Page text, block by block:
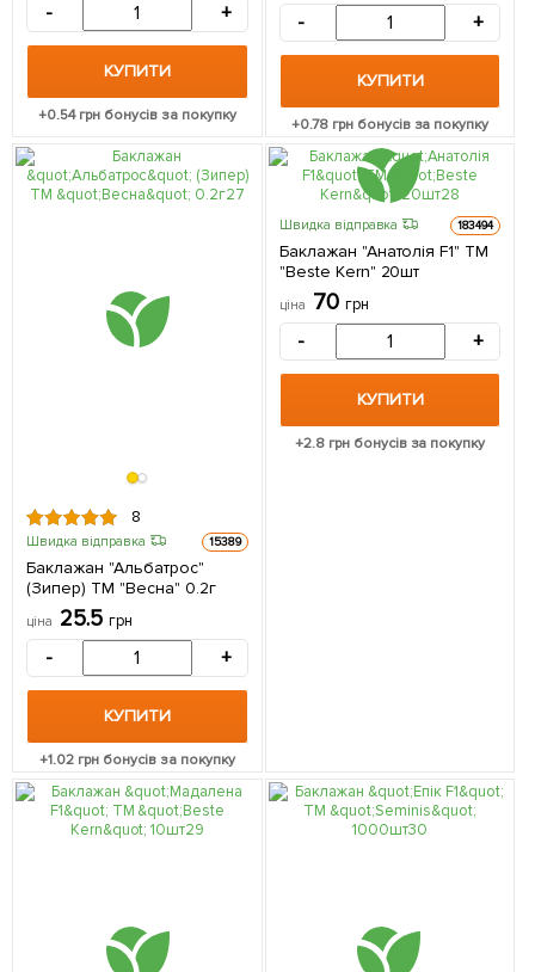
- +
КУПИТИ
+0.54грн бонусів за покупку
- +
КУПИТИ
+0.78грн бонусів за покупку
8
Швидка відправка 15389
Баклажан "Альбатрос"
(Зипер) ТМ "Весна" 0.2г
ціна 25.5 грн
- +
КУПИТИ
+1.02 грн бонусів за покупку
Швидка відправка 183494
Баклажан "Анатолія F1" ТМ
"Beste Kern" 20шт
ціна 70 грн
- +
КУПИТИ
+2.8грн бонусів за покупку